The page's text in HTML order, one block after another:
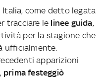
Italia, come detto legata
tracciare le linee guida,
per la stagione che
ufficialmente.
apparizioni
prima festeggiò